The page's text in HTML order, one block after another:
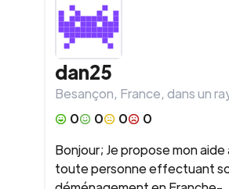
dan25
Besançon, France, dans un
0
0 0
0
Bonjour; Je propose mon aide
toute personne effectuant